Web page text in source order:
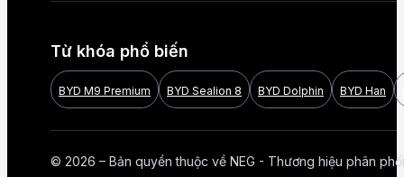
Từ khóa phổ biến
BYD M9 Premium BYD Sealion 8 BYD Dolphin BYD Han
© 2026 – Bản quyền thuộc về NEG - Thương hiệu phân